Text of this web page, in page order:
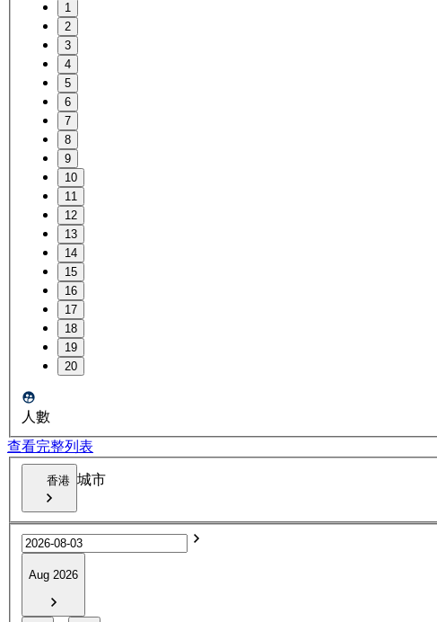
1
2
3
4
5
6
7
8
9
10
11
12
13
14
15
16
17
18
19
20
人數
查看完整列表
香港 城市
Aug 2026